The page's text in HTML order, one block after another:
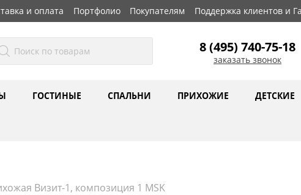
и оплата Портфолио Покупателям Поддержка клиентов и
8 (495) 740-75-18
заказать звонок
ГОСТИНЫЕ СПАЛЬНИ ПРИХОЖИЕ ДЕТСКИЕ
Визит-1, композиция 1 MSK